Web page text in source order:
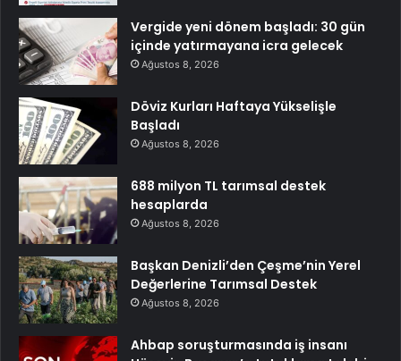
Vergide yeni dönem başladı: 30 gün
içinde yatırmayana icra gelecek
Ağustos 8, 2026
Döviz Kurları Haftaya Yükselişle
Başladı
Ağustos 8, 2026
688 milyon TL tarımsal destek
hesaplarda
Ağustos 8, 2026
Başkan Denizli’den Çeşme’nin Yerel
Değerlerine Tarımsal Destek
Ağustos 8, 2026
Ahbap soruşturmasında iş insanı